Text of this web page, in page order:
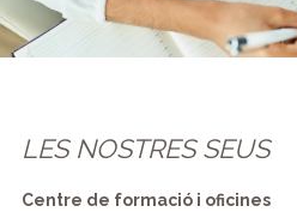
LES NOSTRES SEUS
Centre de formació i oficines